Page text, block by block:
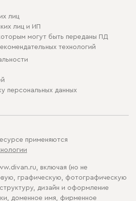
лиц
лиц и ИП
могут быть переданы ПД
технологий
персональных данных
применяются
включая (но не
графическую, фотографическую
дизайн и оформление
доменное имя, фирменное